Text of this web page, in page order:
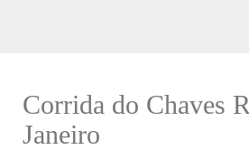
Corrida do Chaves
Janeiro